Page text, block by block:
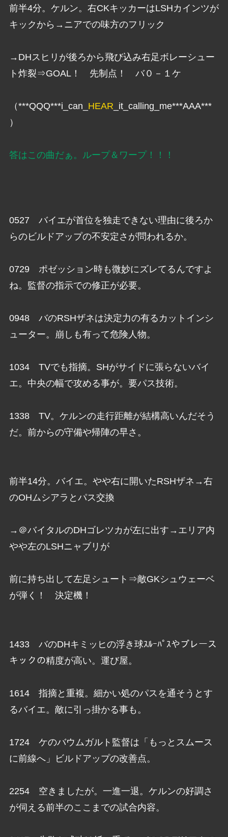
前半4分。ケルン。右CKキッカーはLSHカインツが
キックから→ニアでの味方のフリック
→DHスヒリが後ろから飛び込み右足ボレーシュー
ト炸裂⇒GOAL！ 先制点！ バ０－１ケ
（***QQQ***i_can_ HEAR _it_calling_me***AAA***
）
答はこの曲だぁ。ループ＆ワープ！！！
0527 バイエが首位を独走できない理由に後ろか
らのビルドアップの不安定さが問われるか。
0729 ポゼッション時も微妙にズレてるんですよ
ね。監督の指示での修正が必要。
0948 バのRSHザネは決定力の有るカットインシ
ューター。崩しも有って危険人物。
1034 TVでも指摘。SHがサイドに張らないバイ
エ。中央の幅で攻める事が。要パス技術。
1338 TV。ケルンの走行距離が結構高いんだそう
だ。前からの守備や帰陣の早さ。
前半14分。バイエ。やや右に開いたRSHザネ→右
のOHムシアラとパス交換
→＠バイタルのDHゴレツカが左に出す→エリア内
やや左のLSHニャブリが
前に持ち出して左足シュート⇒敵GKシュウェーベ
が弾く！ 決定機！
1433 バのDHキミッヒの浮き球ｽﾙｰﾊﾟｽやプレース
キックの精度が高い。運び屋。
1614 指摘と重複。細かい処のパスを通そうとす
るバイエ。敵に引っ掛かる事も。
1724 ケのバウムガルト監督は「もっとスムース
に前線へ」ビルドアップの改善点。
2254 空きましたが。一進一退。ケルンの好調さ
が伺える前半のここまでの試合内容。